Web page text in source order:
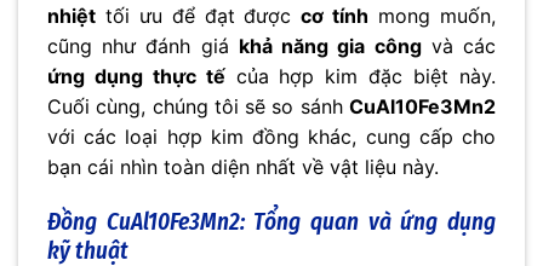
nhiệt tối ưu để đạt đượccơ tính mong muốn,
cũng như đánh giá khả năng gia côngvà các
ứng dụng thực tếcủa hợp kim đặc biệt này.
Cuối cùng, chúng tôi sẽ so sánh CuAl10Fe3Mn2
với các loại hợp kim đồng khác, cung cấp cho
bạn cái nhìn toàn diện nhất về vật liệu này.
Đồng CuAl10Fe3Mn2: Tổng quan và ứng dụng
kỹ thuật